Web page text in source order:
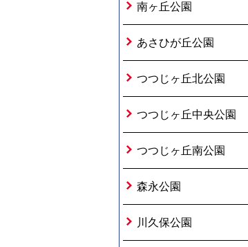
南ヶ丘公園
あさひが丘公園
つつじヶ丘北公園
つつじヶ丘中央公園
つつじヶ丘南公園
森永公園
川久保公園